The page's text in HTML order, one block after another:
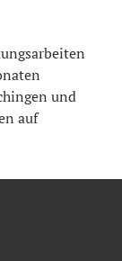
und
auf